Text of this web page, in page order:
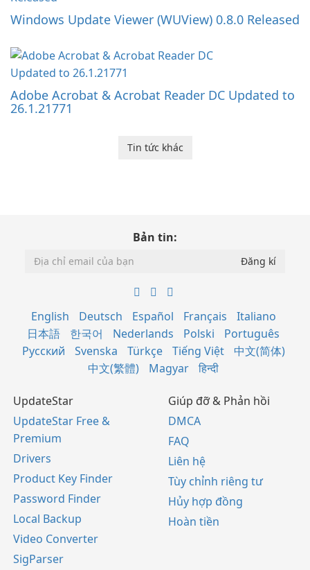
Windows Update Viewer (WUView) 0.8.0 Released
Adobe Acrobat & Acrobat Reader DC Updated to
26.1.21771
Tin tức khác
Bản tin:
English Deutsch Español Français
Italiano
日本語
한국어 Nederlands Polski
Português
Русский
Svenska Türkçe Tiếng Việt
中文(简体)
中文(繁體)
Magyar हिन्दी
UpdateStar
UpdateStar Free &
Premium
Drivers
Product Key Finder
Password Finder
Local Backup
Video Converter
SigParser
Giúp đỡ & Phản hồi
DMCA
FAQ
Liên hệ
Tùy chỉnh riêng tư
Hủy hợp đồng
Hoàn tiền